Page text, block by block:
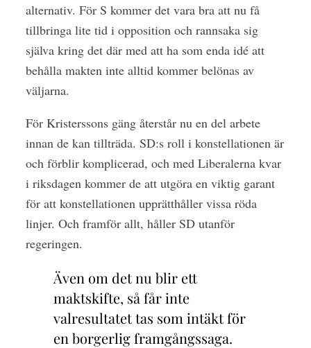
alternativ. För S kommer det vara bra att nu få
tillbringa lite tid i opposition och rannsaka sig
själva kring det där med att ha som enda idé att
behålla makten inte alltid kommer belönas av
väljarna.
För Kristerssons gäng återstår nu en del arbete
innan de kan tillträda. SD:s roll i konstellationen är
och förblir komplicerad, och med Liberalerna kvar
i riksdagen kommer de att utgöra en viktig garant
för att konstellationen upprätthåller vissa röda
linjer. Och framför allt, håller SD utanför
regeringen.
Även om det nu blir ett
maktskifte, så får inte
valresultatet tas som intäkt för
en borgerlig framgångssaga.